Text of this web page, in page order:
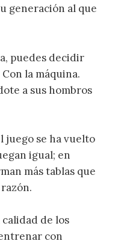
generación al que
puedes decidir
la máquina.
a sus hombros
juego se ha vuelto
igual; en
más tablas que
de los
con